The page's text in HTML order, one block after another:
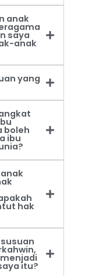
anak
saya
anak
yang
boleh
ibu
hak
itu?